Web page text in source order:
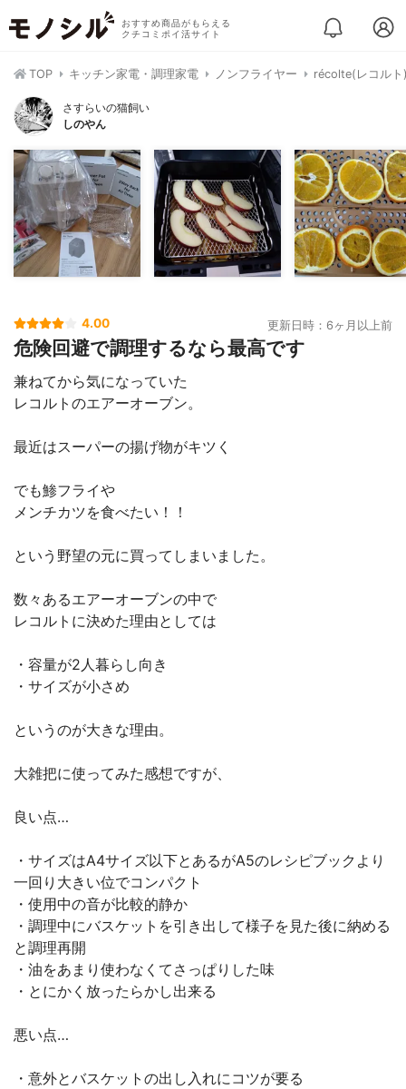
おすすめ商品がもらえる
クチコミポイ活サイト
TOP キッチン家電・調理家電 ノンフライヤー récolte(レコル
さすらいの猫飼い
しのやん
4.00 更新日時：6ヶ月以上前
危険回避で調理するなら最高です
兼ねてから気になっていた
レコルトのエアーオーブン。
最近はスーパーの揚げ物がキツく
でも鯵フライや
メンチカツを食べたい！！
という野望の元に買ってしまいました。
数々あるエアーオーブンの中で
レコルトに決めた理由としては
・容量が2人暮らし向き
・サイズが小さめ
というのが大きな理由。
大雑把に使ってみた感想ですが、
良い点…
・サイズはA4サイズ以下とあるがA5のレシピブックより
一回り大きい位でコンパクト
・使用中の音が比較的静か
・調理中にバスケットを引き出して様子を見た後に納める
と調理再開
・油をあまり使わなくてさっぱりした味
・とにかく放ったらかし出来る
悪い点…
・意外とバスケットの出し入れにコツが要る